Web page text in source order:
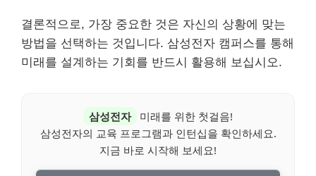
결론적으로, 가장 중요한 것은 자신의 상황에 맞는
방법을 선택하는 것입니다. 삼성전자 캠퍼스를 통해
미래를 설계하는 기회를 반드시 활용해 보십시오.
삼성전자
미래를 위한 첫걸음!
삼성전자의 교육 프로그램과 인턴십을 확인하세요.
지금 바로 시작해 보세요!